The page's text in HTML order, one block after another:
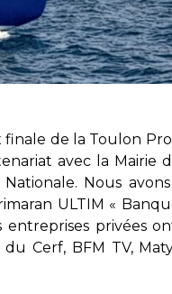
finale de la Toulon
avec la
Nous
ULTIM «
privées
Cerf, BFM TV,